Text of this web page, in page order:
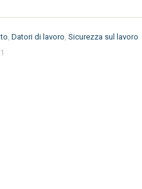
, Datori di lavoro, Sicurezza sul lavoro